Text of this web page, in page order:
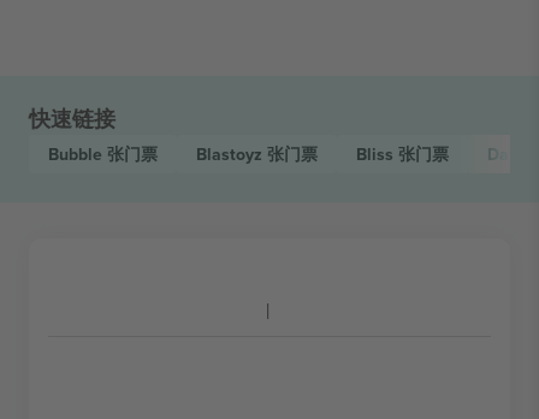
快速链接
Bubble 张门票 Blastoyz 张门票 Bliss 张门票